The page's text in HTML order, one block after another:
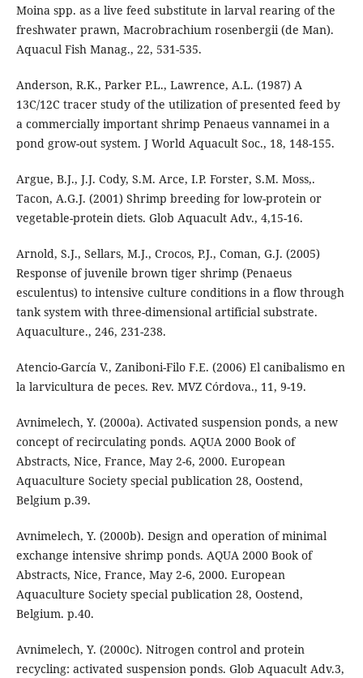
Moina spp. as a live feed substitute in larval rearing of the
freshwater prawn, Macrobrachium rosenbergii (de Man).
Aquacul Fish Manag., 22, 531-535.
Anderson, R.K., Parker P.L., Lawrence, A.L. (1987) A
13C/12C tracer study of the utilization of presented feed by
a commercially important shrimp Penaeus vannamei in a
pond grow-out system. J World Aquacult Soc., 18, 148-155.
Argue, B.J., J.J. Cody, S.M. Arce, I.P. Forster, S.M. Moss,.
Tacon, A.G.J. (2001) Shrimp breeding for low-protein or
vegetable-protein diets. Glob Aquacult Adv., 4,15-16.
Arnold, S.J., Sellars, M.J., Crocos, P.J., Coman, G.J. (2005)
Response of juvenile brown tiger shrimp (Penaeus
esculentus) to intensive culture conditions in a flow through
tank system with three-dimensional artificial substrate.
Aquaculture., 246, 231-238.
Atencio-García V., Zaniboni-Filo F.E. (2006) El canibalismo en
la larvicultura de peces. Rev. MVZ Córdova., 11, 9-19.
Avnimelech, Y. (2000a). Activated suspension ponds, a new
concept of recirculating ponds. AQUA 2000 Book of
Abstracts, Nice, France, May 2-6, 2000. European
Aquaculture Society special publication 28, Oostend,
Belgium p.39.
Avnimelech, Y. (2000b). Design and operation of minimal
exchange intensive shrimp ponds. AQUA 2000 Book of
Abstracts, Nice, France, May 2-6, 2000. European
Aquaculture Society special publication 28, Oostend,
Belgium. p.40.
Avnimelech, Y. (2000c). Nitrogen control and protein
recycling: activated suspension ponds. Glob Aquacult Adv.3,